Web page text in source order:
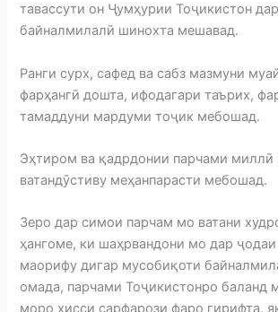
тавассути он Ҷумҳурии Тоҷикистон
байналмилалӣ шинохта мешавад.
Ранги сурх, сафед ва сабз мазмуни
фарҳангӣ дошта, ифодагари таърих,
тамаддуни мардуми тоҷик мебошад.
Эҳтиром ва қадрдонии парчами миллӣ
ватандӯстиву меҳанпарасти мебошад.
Зеро дар симои парчам мо ватани
ҳангоме, ки шаҳрвандони мо дар
маорифу дигар мусобиқоти
омада, парчами Тоҷикистонро баланд
моро ҳисси сарфарози фаро гирифта,